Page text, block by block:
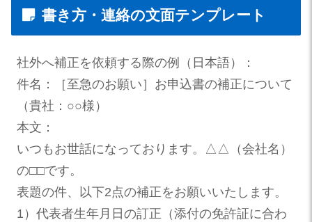
書き方・連絡の文面テンプレート
社外へ補正を依頼する際の例（日本語）：
件名：［至急のお願い］お申込書の補正について
（貴社：○○様）
本文：
いつもお世話になっております。△△（会社名）
の□□です。
表題の件、以下2点の補正をお願いいたします。
1）代表者生年月日の訂正（添付の免許証に合わ